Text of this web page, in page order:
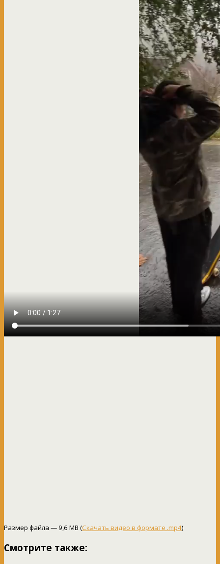
Размер файла — 9,6 MB (Скачать видео в формате .mp4)
Смотрите также: